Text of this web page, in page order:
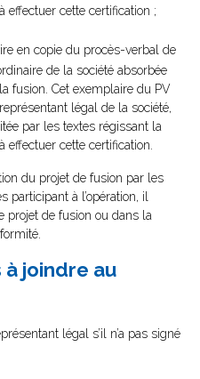
effectuer cette certification ;
en copie du procès-verbal de
de la société absorbée
fusion. Cet exemplaire du PV
légal de la société,
par les textes régissant la
effectuer cette certification.
du projet de fusion par les
participant à l’opération, il
projet de fusion ou dans la
joindre au
légal s’il n’a pas signé